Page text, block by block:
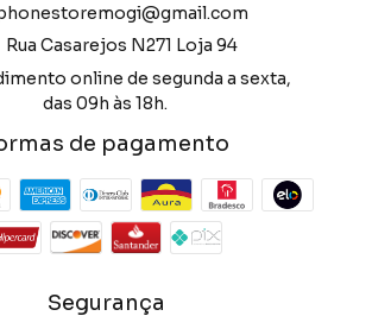
Rua Casarejos N271 Loja 94
online de segunda a sexta,
das 09h às 18h.
de pagamento
Segurança